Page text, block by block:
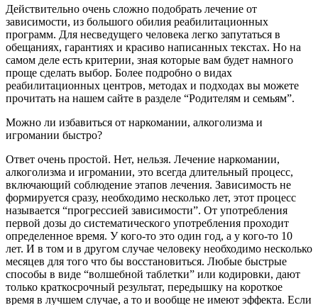
Действительно очень сложно подобрать лечение от
зависимости, из большого обилия реабилитационных
программ. Для несведущего человека легко запутаться в
обещаниях, гарантиях и красиво написанных текстах. Но на
самом деле есть критерии, зная которые вам будет намного
проще сделать выбор. Более подробно о видах
реабилитационных центров, методах и подходах вы можете
прочитать на нашем сайте в разделе “Родителям и семьям”.
Можно ли избавиться от наркомании, алкоголизма и
игромании быстро?
Ответ очень простой. Нет, нельзя. Лечение наркомании,
алкоголизма и игромании, это всегда длительный процесс,
включающий соблюдение этапов лечения. Зависимость не
формируется сразу, необходимо несколько лет, этот процесс
называется “прогрессией зависимости”. От употребления
первой дозы до систематического употребления проходит
определенное время. У кого-то это один год, а у кого-то 10
лет. И в том и в другом случае человеку необходимо несколько
месяцев для того что бы восстановиться. Любые быстрые
способы в виде “волшебной таблетки” или кодировки, дают
только краткосрочный результат, передышку на короткое
время в лучшем случае, а то и вообще не имеют эффекта. Если